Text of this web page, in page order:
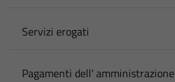
Servizi erogati
Pagamenti dell' amministrazione